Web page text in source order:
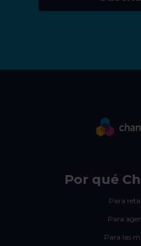
Por qué
Para
Para
Para las